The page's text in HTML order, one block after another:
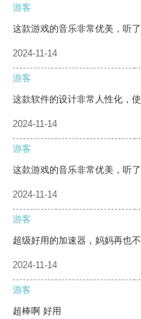
游客
这款游戏的音乐非常优美，听了
2024-11-14
游客
这款软件的设计非常人性化，使
2024-11-14
游客
这款游戏的音乐非常优美，听了
2024-11-14
游客
超级好用的加速器，妈妈再也
2024-11-14
游客
超棒啊 好用